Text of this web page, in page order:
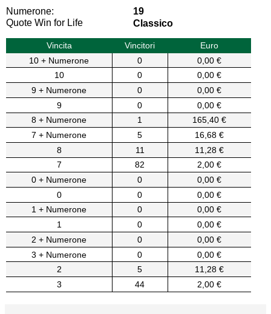
Numerone:
19
Quote Win for Life
Classico
Vincita Vincitori
Euro
10 + Numerone
0
0,00 €
10
0
0,00 €
9 + Numerone
0
0,00 €
9
0
0,00 €
8 + Numerone
1
165,40 €
7 + Numerone
5
16,68 €
8
11
11,28 €
7
82
2,00 €
0 + Numerone
0
0,00 €
0
0
0,00 €
1 + Numerone
0
0,00 €
1
0
0,00 €
2 + Numerone
0
0,00 €
3 + Numerone
0
0,00 €
2
5
11,28 €
3
44 2,00 €